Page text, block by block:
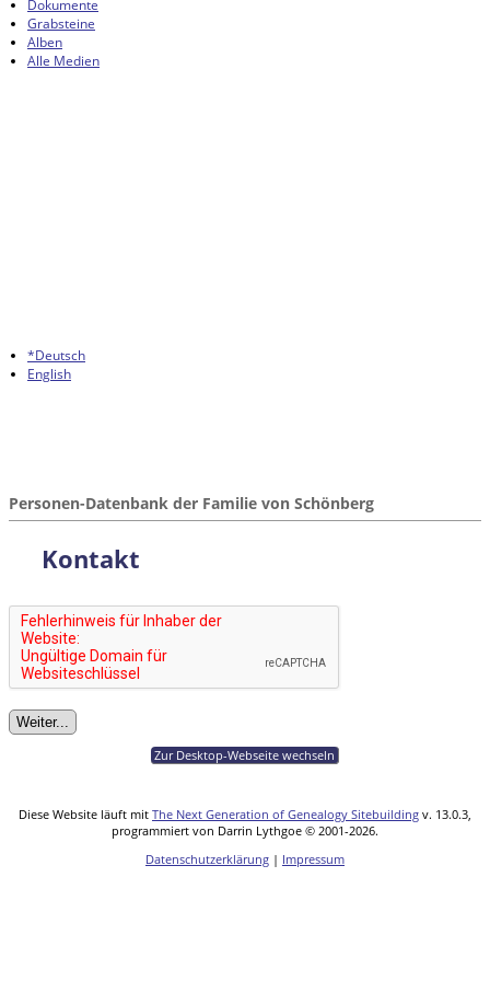
Dokumente
Grabsteine
Alben
Alle Medien
*Deutsch
English
Personen-Datenbank der Familie von Schönberg
Kontakt
Zur Desktop-Webseite wechseln
Diese Website läuft mit The Next Generation of Genealogy Sitebuilding v. 13.0.3,
programmiert von Darrin Lythgoe © 2001-2026.
Datenschutzerklärung | Impressum